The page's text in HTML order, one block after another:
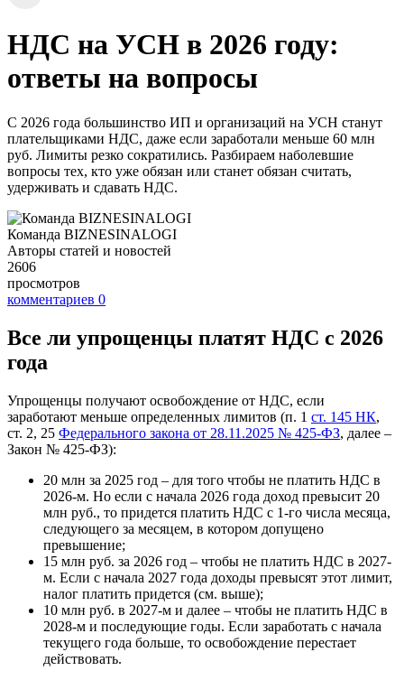
НДС на УСН в 2026 году:
ответы на вопросы
С 2026 года большинство ИП и организаций на УСН станут
плательщиками НДС, даже если заработали меньше 60 млн
руб. Лимиты резко сократились. Разбираем наболевшие
вопросы тех, кто уже обязан или станет обязан считать,
удерживать и сдавать НДС.
Команда BIZNESINALOGI
Авторы статей и новостей
2606
просмотров
комментариев 0
Все ли упрощенцы платят НДС с 2026
года
Упрощенцы получают освобождение от НДС, если
заработают меньше определенных лимитов (п. 1 ст. 145 НК,
ст. 2, 25 Федерального закона от 28.11.2025 № 425-ФЗ, далее –
Закон № 425-ФЗ):
20 млн за 2025 год – для того чтобы не платить НДС в
2026-м. Но если с начала 2026 года доход превысит 20
млн руб., то придется платить НДС с 1-го числа месяца,
следующего за месяцем, в котором допущено
превышение;
15 млн руб. за 2026 год – чтобы не платить НДС в 2027-
м. Если с начала 2027 года доходы превысят этот лимит,
налог платить придется (см. выше);
10 млн руб. в 2027-м и далее – чтобы не платить НДС в
2028-м и последующие годы. Если заработать с начала
текущего года больше, то освобождение перестает
действовать.